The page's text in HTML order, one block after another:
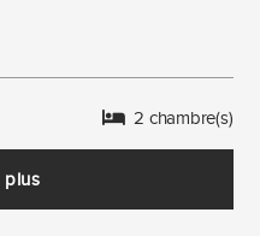
2 chambre(s)
plus